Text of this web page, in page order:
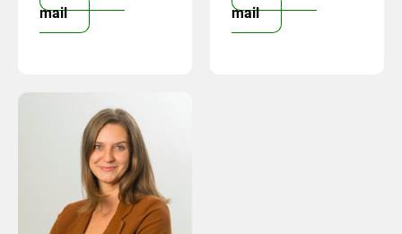
mail
mail